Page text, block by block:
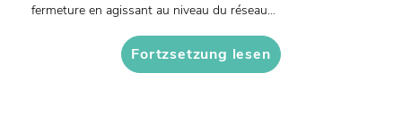
fermeture en agissant au niveau du réseau...
Fortzsetzung lesen